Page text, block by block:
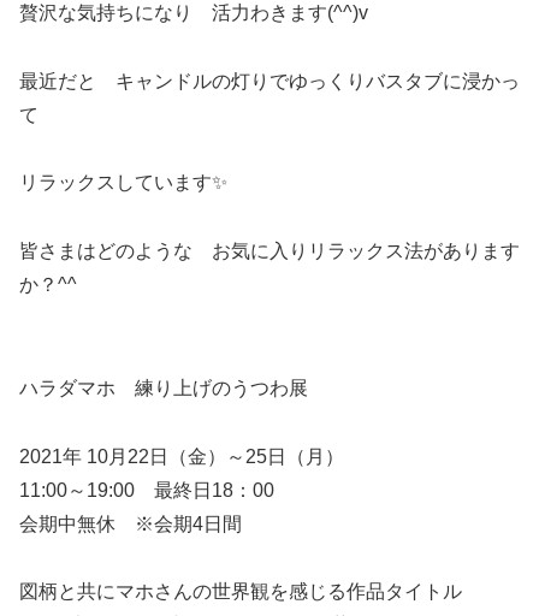
贅沢な気持ちになり 活力わきます(^^)v
最近だと キャンドルの灯りでゆっくりバスタブに浸かっ
て
リラックスしています✨
皆さまはどのような お気に入りリラックス法があります
か？^^
ハラダマホ 練り上げのうつわ展
2021年 10月22日（金）～25日（月）
11:00～19:00 最終日18：00
会期中無休 ※会期4日間
図柄と共にマホさんの世界観を感じる作品タイトル